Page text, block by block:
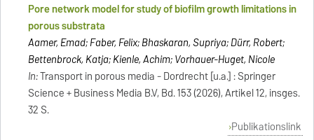
Pore network model for study of biofilm growth limitations in
porous substrata
Aamer, Emad; Faber, Felix; Bhaskaran, Supriya; Dürr, Robert;
Bettenbrock, Katja; Kienle, Achim; Vorhauer-Huget, Nicole
In:Transport in porous media - Dordrecht [u.a.] : Springer
Science + Business Media B.V, Bd. 153 (2026), Artikel 12, insges.
32 S.
Publikationslink